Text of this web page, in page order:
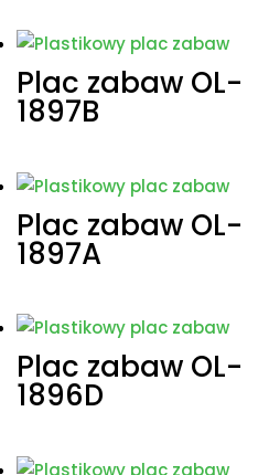
Plac zabaw OL-
1897B
Plac zabaw OL-
1897A
Plac zabaw OL-
1896D